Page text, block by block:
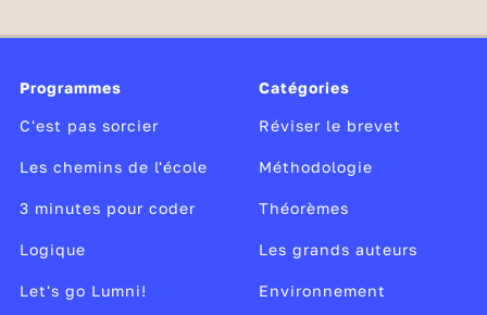
règles ? Mesure-toi à ce quiz 🤜!
Programmes
C'est pas sorcier
Les chemins de l'école
3 minutes pour coder
Logique
Let's go Lumni!
Catégories
Réviser le brevet
Méthodologie
Théorèmes
Les grands auteurs
Environnement